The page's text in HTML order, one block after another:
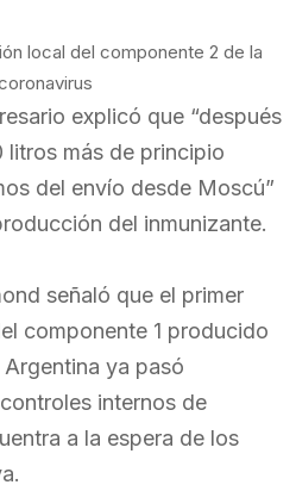
local del componente 2 de la
explicó que “después
litros más de principio
del envío desde Moscú”
del inmunizante.
señaló que el primer
componente 1 producido
ya pasó
internos de
a la espera de los